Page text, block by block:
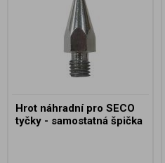
Hrot náhradní pro SECO
tyčky - samostatná špička